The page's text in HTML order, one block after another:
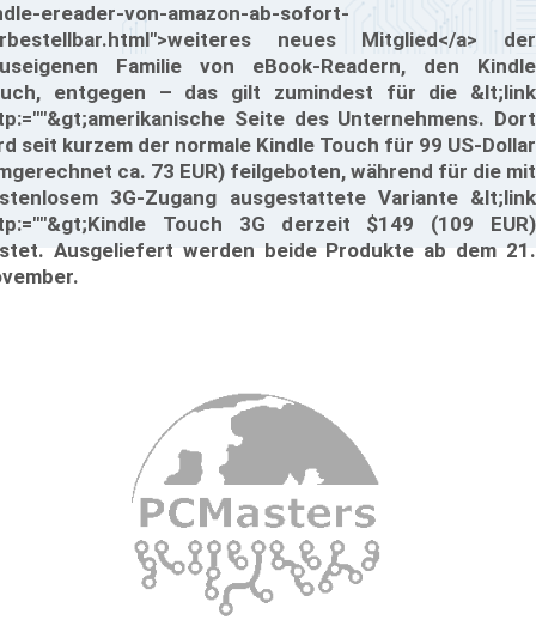
ereader-von-amazon-ab-sofort-
neues Mitglied</a> der
Familie von eBook-Readern, den Kindle
entgegen – das gilt zumindest für die &lt;link
Seite des Unternehmens. Dort
seit kurzem der normale Kindle Touch für 99 US-Dollar
ca. 73 EUR) feilgeboten, während für die mit
3G-Zugang ausgestattete Variante &lt;link
Touch 3G derzeit $149 (109 EUR)
Ausgeliefert werden beide Produkte ab dem 21.